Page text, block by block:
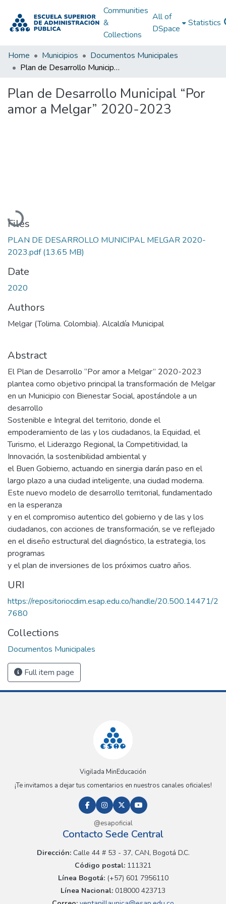
Communities
&
Collections
All of
DSpace
Statistics
Home Municipios
Documentos Municipales
Plan de Desarrollo Municipal “Por amor a Melgar” 2020-2023
Plan de Desarrollo Municipal “Por
amor a Melgar” 2020-2023
Loading...
Files
PLAN DE DESARROLLO MUNICIPAL MELGAR 2020-
2023.pdf(13.65 MB)
Date
2020
Authors
Melgar (Tolima. Colombia). Alcaldía Municipal
Abstract
El Plan de Desarrollo “Por amor a Melgar” 2020-2023
plantea como objetivo principal la transformación de Melgar
en un Municipio con Bienestar Social, apostándole a un
desarrollo
Sostenible e Integral del territorio, donde el
empoderamiento de las y los ciudadanos, la Equidad, el
Turismo, el Liderazgo Regional, la Competitividad, la
Innovación, la sostenibilidad ambiental y
el Buen Gobierno, actuando en sinergia darán paso en el
largo plazo a una ciudad inteligente, una ciudad moderna.
Este nuevo modelo de desarrollo territorial, fundamentado
en la esperanza
y en el compromiso autentico del gobierno y de las y los
ciudadanos, con acciones de transformación, se ve reflejado
en el diseño estructural del diagnóstico, la estrategia, los
programas
y el plan de inversiones de los próximos cuatro años.
URI
https://repositoriocdim.esap.edu.co/handle/20.500.14471/2
7680
Collections
Documentos Municipales
Full item page
Vigilada MinEducación
¡Te invitamos a dejar tus comentarios en nuestros canales oficiales!
@esapoficial
Contacto Sede Central
Dirección:Calle 44 # 53 - 37, CAN, Bogotá D.C.
Código postal: 111321
Línea Bogotá:(+57) 601 7956110
Línea Nacional: 018000 423713